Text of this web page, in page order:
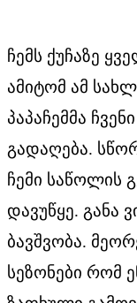
ჩემს ქუჩაზე
ამიტომ ამ
პაპაჩემმა
გადაღება.
ჩემი საწოლის
დავუწყე. განა
ბავშვობა.
სეზონები რომ